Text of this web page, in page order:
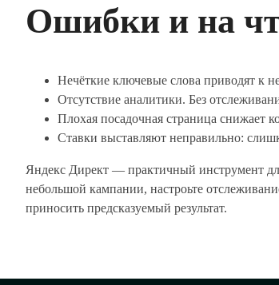
Ошибки и на
Нечёткие ключевые слова приводят к
Отсутствие аналитики. Без
Плохая посадочная страница снижает
Ставки выставляют неправильно:
Яндекс Директ — практичный инструмент
небольшой кампании, настроьте
приносить предсказуемый результат.